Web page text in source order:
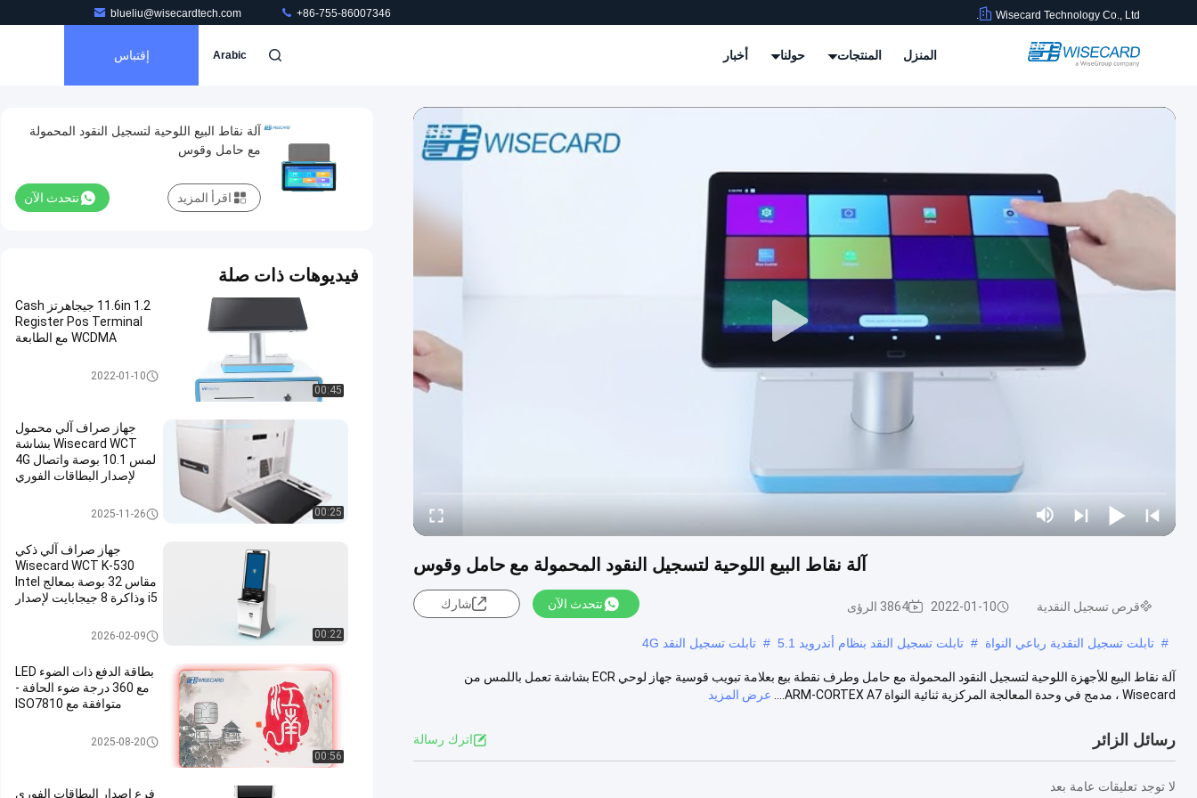
Wisecard Technology Co., Ltd.
blueliu@wisecardtech.com +86-755-86007346
المنزل المنتجات حولنا أخبار Arabic إقتباس
آلة نقاط البيع اللوحية لتسجيل النقود المحمولة مع حامل وقوس
قرص تسجيل النقدية 2022-01-10 3864 الرؤى نتحدث الآن شارك
# تابلت تسجيل النقدية رباعي النواة # تابلت تسجيل النقد بنظام أندرويد 5.1 # تابلت تسجيل النقد 4G
آلة نقاط البيع للأجهزة اللوحية لتسجيل النقود المحمولة مع حامل وطرف نقطة بيع بعلامة تبويب قوسية جهاز لوحي ECR بشاشة تعمل باللمس من
Wisecard ، مدمج في وحدة المعالجة المركزية ثنائية النواة ARM-CORTEX A7....
عرض المزيد
رسائل الزائر اترك رسالة
لا توجد تعليقات عامة بعد
آلة نقاط البيع اللوحية لتسجيل النقود المحمولة
مع حامل وقوس
نتحدث الآن اقرأ المزيد
فيديوهات ذات صلة
00:45
11.6in 1.2 جيجاهرتز Cash
Register Pos Terminal
WCDMA مع الطابعة
قرص تسجيل النقدية2022-01-10
00:25
جهاز صراف آلي محمول
Wisecard WCT بشاشة
لمس 10.1 بوصة واتصال 4G
لإصدار البطاقات الفوري
كشك الخدمة الذاتية2025-11-26
00:22
جهاز صراف آلي ذكي
Wisecard WCT K-530
مقاس 32 بوصة بمعالج Intel
i5 وذاكرة 8 جيجابايت لإصدار
المصرفية الفورية
جهاز الصراف الذكي2026-02-09
00:56
بطاقة الدفع ذات الضوء LED
مع 360 درجة ضوء الحافة -
متوافقة مع ISO7810
2025-08-20
فرع إصدار البطاقات الفوري